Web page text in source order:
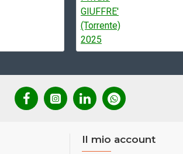
Il mio account